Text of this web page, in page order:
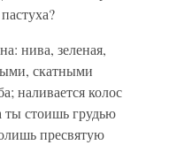
нива, зеленая,
скатными
наливается колос
ты стоишь грудью
пресвятую